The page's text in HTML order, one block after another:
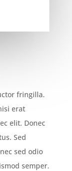
fringilla.
erat
elit. Donec
Sed
sed odio
semper.